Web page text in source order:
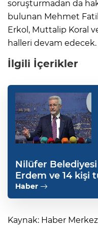
soruşturmadan da
bulunan Mehmet
Erkol, Muttalip Koral
halleri devam edecek.
İlgili İçerikler
Nilüfer
Erdem ve 14 kişi
Haber
Kaynak: Haber